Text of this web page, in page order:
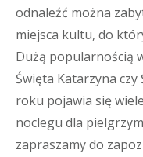
odnaleźć można
miejsca kultu, do
Dużą popularnością
Święta Katarzyna
roku pojawia się
noclegu dla
zapraszamy do